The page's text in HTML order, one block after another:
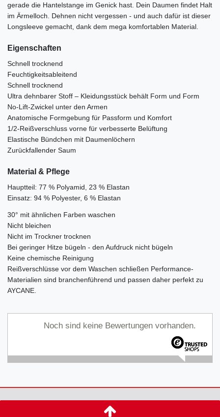
gerade die Hantelstange im Genick hast. Dein Daumen findet Halt
im Ärmelloch. Dehnen nicht vergessen - und auch dafür ist dieser
Longsleeve gemacht, dank dem mega komfortablen Material.
Eigenschaften
Schnell trocknend
Feuchtigkeitsableitend
Schnell trocknend
Ultra dehnbarer Stoff – Kleidungsstück behält Form und Form
No-Lift-Zwickel unter den Armen
Anatomische Formgebung für Passform und Komfort
1/2-Reißverschluss vorne für verbesserte Belüftung
Elastische Bündchen mit Daumenlöchern
Zurückfallender Saum
Material & Pflege
Hauptteil: 77 % Polyamid, 23 % Elastan
Einsatz: 94 % Polyester, 6 % Elastan
30° mit ähnlichen Farben waschen
Nicht bleichen
Nicht im Trockner trocknen
Bei geringer Hitze bügeln - den Aufdruck nicht bügeln
Keine chemische Reinigung
Reißverschlüsse vor dem Waschen schließen Performance-
Materialien sind branchenführend und passen daher perfekt zu
AYCANE.
Noch sind keine Bewertungen vorhanden.